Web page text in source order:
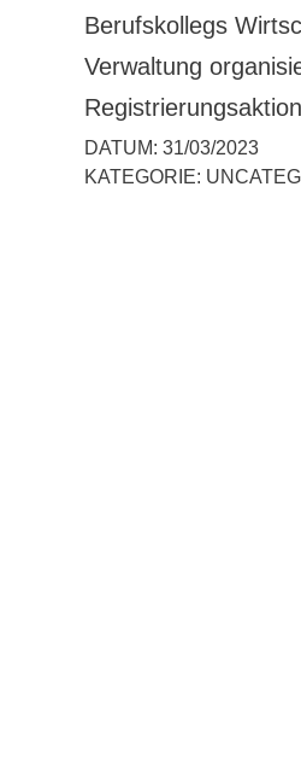
Berufskollegs
Verwaltung
DATUM: 31/03/2023
KATEGORIE: